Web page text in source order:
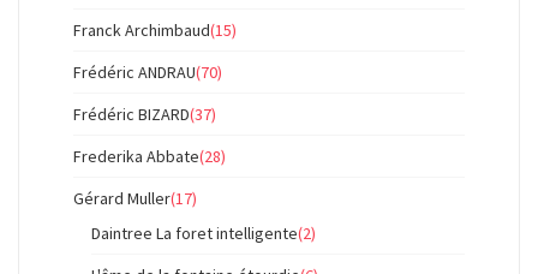
Franck Archimbaud(15)
Frédéric ANDRAU(70)
Frédéric BIZARD(37)
Frederika Abbate(28)
Gérard Muller(17)
Daintree La foret intelligente(2)